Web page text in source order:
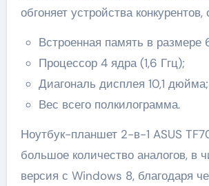
обгоняет устройства
Встроенная память в размере
Процессор 4 ядра (1,6 Ггц);
Диагональ дисплея 10,1 дюйма;
Вес всего полкилограмма.
Ноутбук-планшет 2-в-1 ASUS
большое количество аналогов, в
версия с Windows 8, благодаря